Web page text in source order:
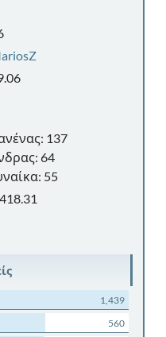
137
64
55
1,439
560